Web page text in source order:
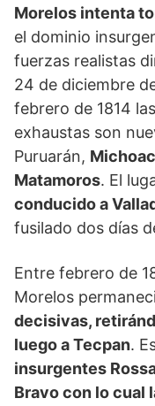
Morelos intenta
el dominio
fuerzas realistas
24 de diciembre
febrero de 1814
exhaustas son
Puruarán,
Matamoros. El
conducido a
fusilado dos días
Entre febrero de
Morelos
decisivas,
luego a Tecpan.
insurgentes
Bravo con lo cual